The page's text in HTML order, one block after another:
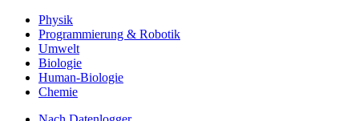
Physik
Programmierung & Robotik
Umwelt
Biologie
Human-Biologie
Chemie